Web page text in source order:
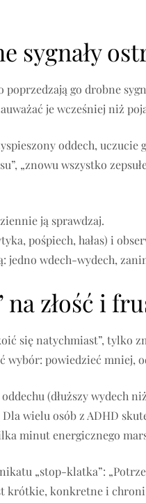
sygnały
poprzedzają go drobne
je wcześniej niż
oddech, uczucie
„znowu wszystko
ją sprawdzaj.
pośpiech, hałas) i
jedno wdech-wydech,
złość i
się natychmiast”, tylko
wybór: powiedzieć mniej,
(dłuższy wydech
wielu osób z ADHD
minut energicznego
„stop-klatka”:
krótkie, konkretne i